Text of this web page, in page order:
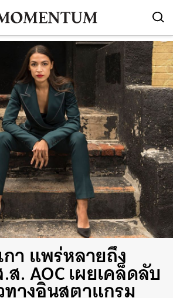
า แพร่หลายถึง
ส. AOC เผยเคล็ดลับ
างอินสตาแกรม